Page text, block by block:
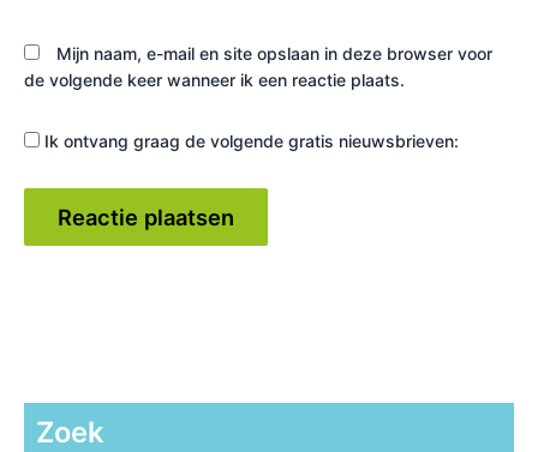
Mijn naam, e-mail en site opslaan in deze browser voor
de volgende keer wanneer ik een reactie plaats.
Ik ontvang graag de volgende gratis nieuwsbrieven:
Zoek